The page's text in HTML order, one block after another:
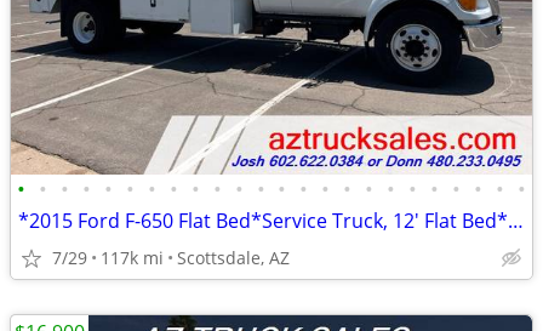
• • • • • • • • • • • • • • • • • • • • • • • •
*2015 Ford F-650 Flat Bed*Service Truck, 12' Flat Bed*6.8L V10 Engin
7/29 117k mi Scottsdale, AZ